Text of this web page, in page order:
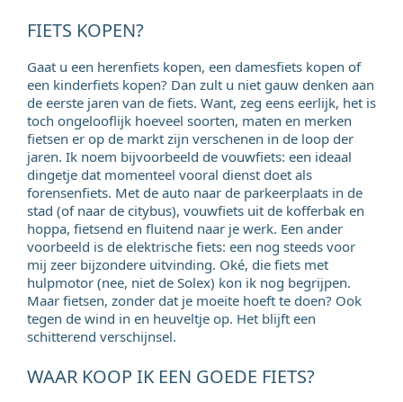
FIETS KOPEN?
Gaat u een herenfiets kopen, een damesfiets kopen of
een kinderfiets kopen? Dan zult u niet gauw denken aan
de eerste jaren van de fiets. Want, zeg eens eerlijk, het is
toch ongelooflijk hoeveel soorten, maten en merken
fietsen er op de markt zijn verschenen in de loop der
jaren. Ik noem bijvoorbeeld de vouwfiets: een ideaal
dingetje dat momenteel vooral dienst doet als
forensenfiets. Met de auto naar de parkeerplaats in de
stad (of naar de citybus), vouwfiets uit de kofferbak en
hoppa, fietsend en fluitend naar je werk. Een ander
voorbeeld is de elektrische fiets: een nog steeds voor
mij zeer bijzondere uitvinding. Oké, die fiets met
hulpmotor (nee, niet de Solex) kon ik nog begrijpen.
Maar fietsen, zonder dat je moeite hoeft te doen? Ook
tegen de wind in en heuveltje op. Het blijft een
schitterend verschijnsel.
WAAR KOOP IK EEN GOEDE FIETS?